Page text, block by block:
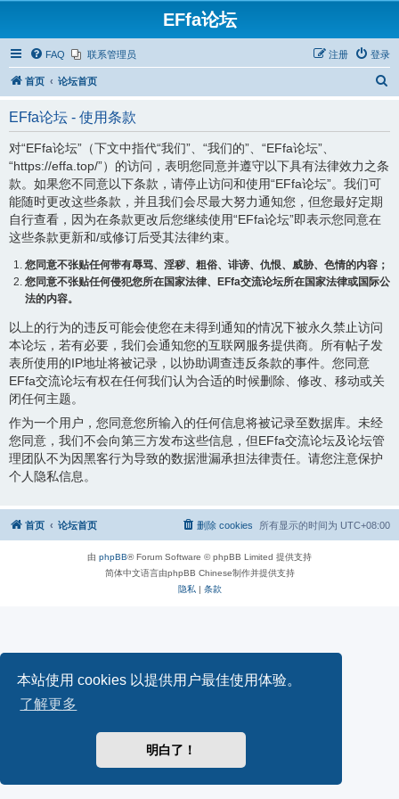
本站使用 cookies 以提供用户最佳使用体验。
了解更多
明白了！
EFfa论坛
FAQ 联系管理员 登录
注册
首页 论坛首页
EFfa论坛 - 使用条款
对“EFfa论坛”（下文中指代“我们”、“我们的”、“EFfa论坛”、
“https://effa.top/”）的访问，表明您同意并遵守以下具有法律效力之条
款。如果您不同意以下条款，请停止访问和使用“EFfa论坛”。我们可
能随时更改这些条款，并且我们会尽最大努力通知您，但您最好定期
自行查看，因为在条款更改后您继续使用“EFfa论坛”即表示您同意在
这些条款更新和/或修订后受其法律约束。
您同意不张贴任何带有辱骂、淫秽、粗俗、诽谤、仇恨、威胁、色情的内容；
您同意不张贴任何侵犯您所在国家法律、EFfa交流论坛所在国家法律或国际公
法的内容。
以上的行为的违反可能会使您在未得到通知的情况下被永久禁止访问
本论坛，若有必要，我们会通知您的互联网服务提供商。所有帖子发
表所使用的IP地址将被记录，以协助调查违反条款的事件。您同意
EFfa交流论坛有权在任何我们认为合适的时候删除、修改、移动或关
闭任何主题。
作为一个用户，您同意您所输入的任何信息将被记录至数据库。未经
您同意，我们不会向第三方发布这些信息，但EFfa交流论坛及论坛管
理团队不为因黑客行为导致的数据泄漏承担法律责任。请您注意保护
个人隐私信息。
首页 论坛首页 所有显示的时间为 UTC+08:00
删除 cookies
由 phpBB® Forum Software © phpBB Limited 提供支持
简体中文语言由phpBB Chinese制作并提供支持
隐私 | 条款